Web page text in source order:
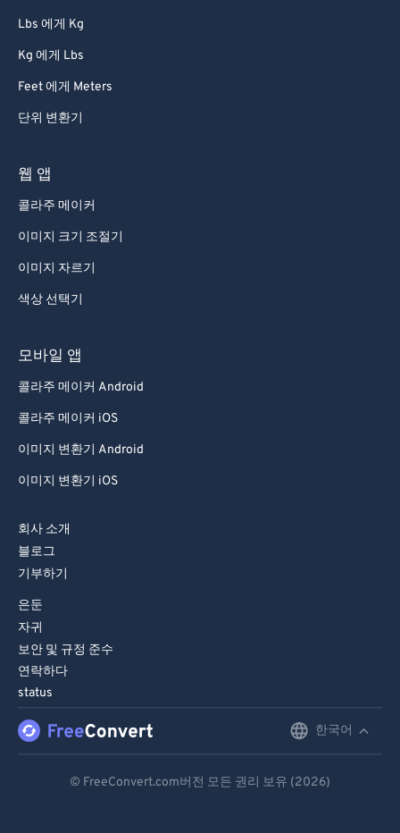
Lbs 에게 Kg
Kg 에게 Lbs
Feet 에게 Meters
단위 변환기
웹 앱
콜라주 메이커
이미지 크기 조절기
이미지 자르기
색상 선택기
모바일 앱
콜라주 메이커 Android
콜라주 메이커 iOS
이미지 변환기 Android
이미지 변환기 iOS
회사 소개
블로그
기부하기
은둔
자귀
보안 및 규정 준수
연락하다
status
한국어
© FreeConvert.com버전 모든 권리 보유 (2026)